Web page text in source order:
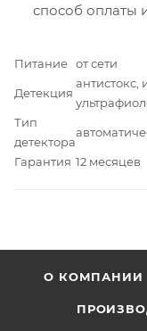
способ оплаты
Питание от сети
Детекция
антистокс,
Тип
детектора
Гарантия 12 месяцев
О КОМПАНИИ